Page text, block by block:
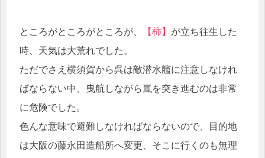
ところがところがところが、 【柿】 が立ち往生した
時、天気は大荒れでした。
ただでさえ横須賀から呉は敵潜水艦に注意しなけれ
ばならない中、曳航しながら嵐を突き進むのは非常
に危険でした。
色んな意味で避難しなければならないので、目的地
は大阪の藤永田造船所へ変更、そこに行くのも無理